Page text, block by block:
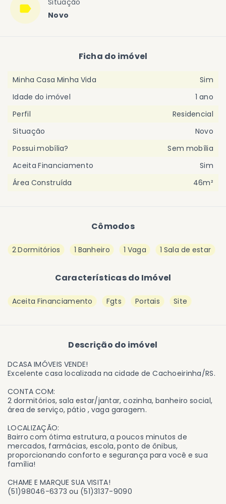
Situação
Novo
Cômodos
2 Dormitórios 1 Banheiro 1 Vaga 1 Sala de estar
Características do Imóvel
Aceita Financiamento Fgts Portais Site
Descrição do imóvel
DCASA IMÓVEIS VENDE!
Excelente casa localizada na cidade de Cachoeirinha/RS.
CONTA COM:
2 dormitórios, sala estar/jantar, cozinha, banheiro social,
área de serviço, pátio , vaga garagem.
LOCALIZAÇÃO:
Bairro com ótima estrutura, a poucos minutos de
mercados, farmácias, escola, ponto de ônibus,
proporcionando conforto e segurança para você e sua
família!
CHAME E MARQUE SUA VISITA!
(51)98046-6373 ou (51)3137-9090
Ficha do imóvel
Minha Casa Minha Vida
Sim
Idade do imóvel
1 ano
Perfil
Residencial
Situação
Novo
Possui mobília?
Sem mobília
Aceita Financiamento
Sim
Área Construída
46m²